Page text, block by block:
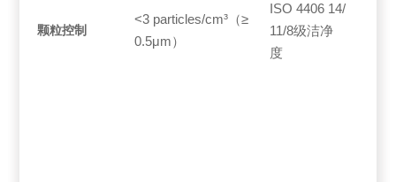
颗粒控制
<3 particles/cm³（≥
0.5μm）
ISO 4406 14/
11/8级洁净
度